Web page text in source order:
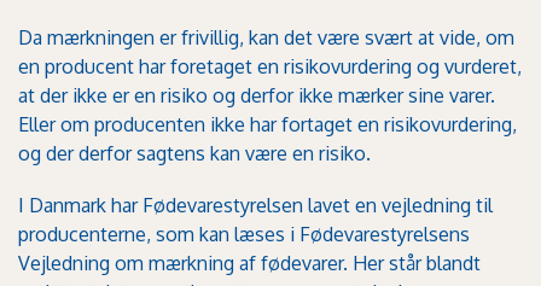
Da mærkningen er frivillig, kan det være svært at vide, om
en producent har foretaget en risikovurdering og vurderet,
at der ikke er en risiko og derfor ikke mærker sine varer.
Eller om producenten ikke har fortaget en risikovurdering,
og der derfor sagtens kan være en risiko.
I Danmark har Fødevarestyrelsen lavet en vejledning til
producenterne, som kan læses i Fødevarestyrelsens
Vejledning om mærkning af fødevarer. Her står blandt